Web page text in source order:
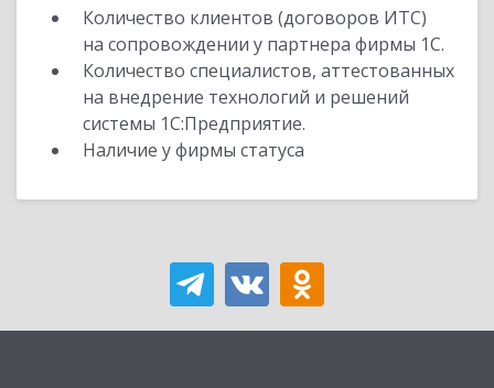
Количество клиентов (договоров ИТС)
на сопровождении у партнера фирмы 1С.
Количество специалистов, аттестованных
на внедрение технологий и решений
системы 1С:Предприятие.
Наличие у фирмы статуса